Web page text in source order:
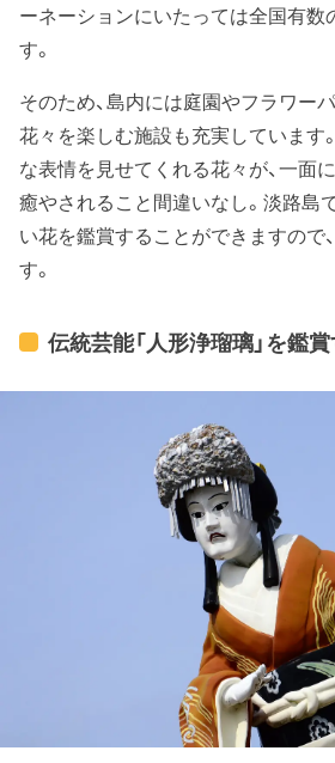
ーネーションにいたっては全国有数
す。
そのため、島内には庭園やフラワー
花々を楽しむ施設も充実しています
な表情を見せてくれる花々が、一面
癒やされること間違いなし。淡路島
い花を鑑賞することができますので
す。
伝統芸能「人形浄瑠璃」を鑑